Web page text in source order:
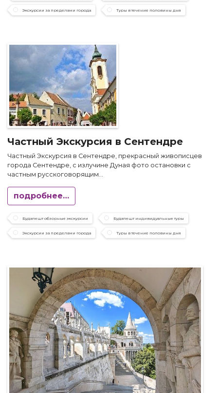
Экскурсии за пределами города Туры в течение половины дня
Частный Экскурсия в Сентендре
Частный Экскурсия в Сентендре, прекрасный живописцев
города Сентендре, с излучине Дуная фото остановки с
частным русскоговорящим...
подробнее…
Будапешт обзорные экскурсии Будапешт индивидуальные туры
Экскурсии за пределами города Туры в течение половины дня